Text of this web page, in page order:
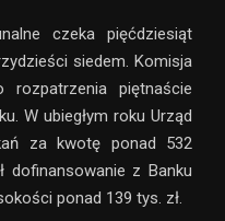
czeka pięćdziesiąt
siedem. Komisja
piętnaście
W ubiegłym roku Urząd
za kwotę ponad 532
dofinansowanie z Banku
ponad 139 tys. zł.